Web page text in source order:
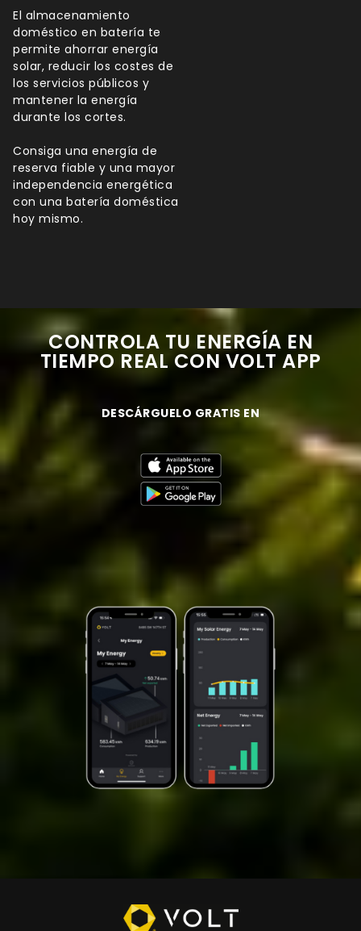
El almacenamiento
doméstico en batería te
permite ahorrar energía
solar, reducir los costes de
los servicios públicos y
mantener la energía
durante los cortes.
Consiga una energía de
reserva fiable y una mayor
independencia energética
con una batería doméstica
hoy mismo.
CONTROLA TU ENERGÍA EN
TIEMPO REAL CON VOLT APP
DESCÁRGUELO GRATIS EN